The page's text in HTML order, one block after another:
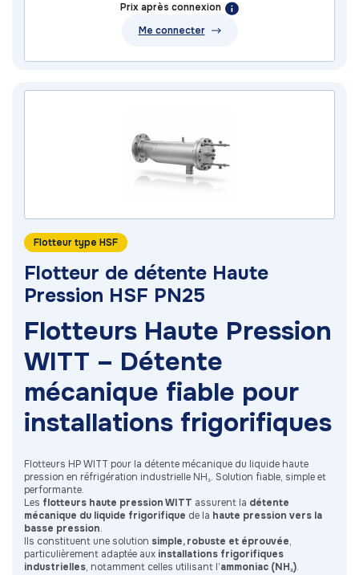
Prix après connexion
Me connecter
Flotteur type HSF
Flotteur de détente Haute
Pression HSF PN25
Flotteurs Haute Pression
WITT – Détente
mécanique fiable pour
installations frigorifiques
Flotteurs HP WITT pour la détente mécanique du liquide haute
pression en réfrigération industrielle NH₃. Solution fiable, simple et
performante.
Les flotteurs haute pression WITT assurent la détente
mécanique du liquide frigorifique de la haute pression vers la
basse pression.
Ils constituent une solution simple, robuste et éprouvée,
particulièrement adaptée aux installations frigorifiques
industrielles, notamment celles utilisant l’ammoniac (NH₃).